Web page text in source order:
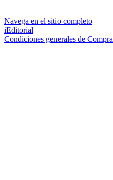
Navega en el sitio completo
iEditorial
Condiciones generales de Compra